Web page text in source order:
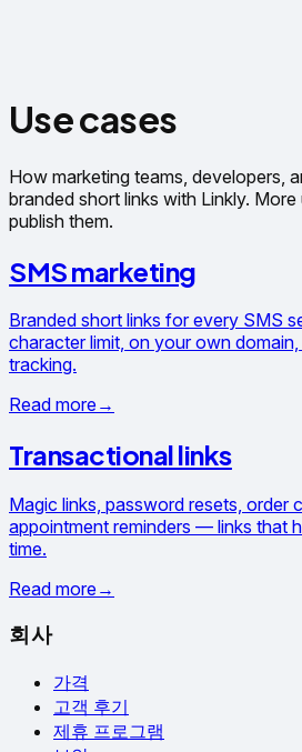
Use cases
How marketing teams, developers,
branded short links with Linkly.
publish them.
SMS marketing
Branded short links for every SMS
character limit, on your own
tracking.
Read more →
Transactional links
Magic links, password resets, order
appointment reminders — links that
time.
Read more →
회사
가격
고객 후기
제휴 프로그램